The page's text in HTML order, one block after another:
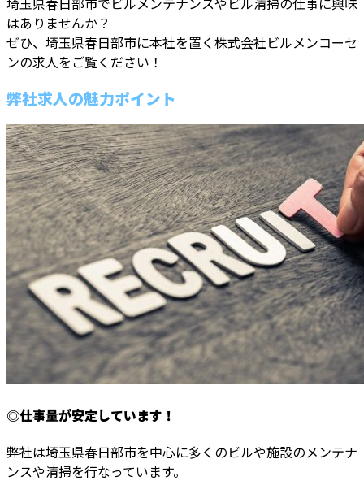
はありませんか？
ぜひ、埼玉県春日部市に本社を置く株式会社ビルメンコーセ
ンの求人をご覧ください！
弊社求人の魅力ポイント
◎仕事量が安定しています！
弊社は埼玉県春日部市を中心に多くのビルや施設のメンテナ
ンスや清掃を行なっています。